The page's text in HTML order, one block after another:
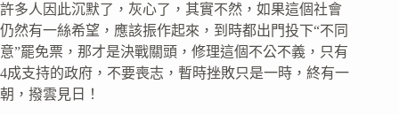
許多人因此沉默了，灰心了，其實不然，如果這個社會
仍然有一絲希望，應該振作起來，到時都出門投下“不同
意”罷免票，那才是決戰關頭，修理這個不公不義，只有
4成支持的政府，不要喪志，暫時挫敗只是一時，終有一
朝，撥雲見日！